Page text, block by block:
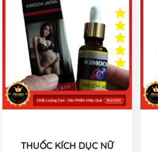
THUỐC KÍCH DỤC NỮ